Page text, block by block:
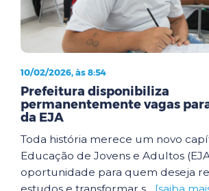
10/02/2026, às 8:54
Prefeitura disponibiliza
permanentemente vagas
da EJA
Toda história merece um novo
Educação de Jovens e Adultos
oportunidade para quem deseja